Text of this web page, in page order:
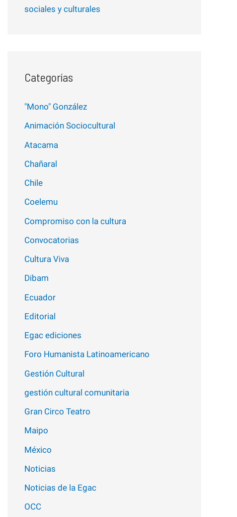
sociales y culturales
Categorías
"Mono" González
Animación Sociocultural
Atacama
Chañaral
Chile
Coelemu
Compromiso con la cultura
Convocatorias
Cultura Viva
Dibam
Ecuador
Editorial
Egac ediciones
Foro Humanista Latinoamericano
Gestión Cultural
gestión cultural comunitaria
Gran Circo Teatro
Maipo
México
Noticias
Noticias de la Egac
OCC